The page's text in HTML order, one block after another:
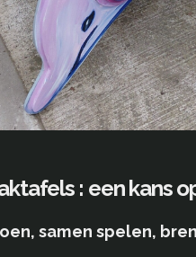
: een kans
samen spelen,